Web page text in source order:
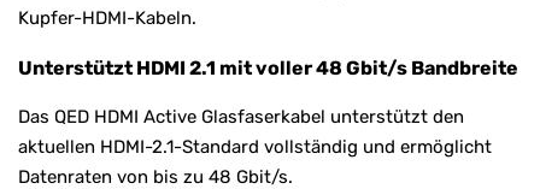
Kupfer-HDMI-Kabeln.
Unterstützt HDMI 2.1 mit voller 48 Gbit/s Bandbreite
Das QED HDMI Active Glasfaserkabel unterstützt den
aktuellen HDMI-2.1-Standard vollständig und ermöglicht
Datenraten von bis zu 48 Gbit/s.